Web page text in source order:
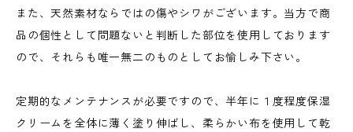
また、天然素材ならではの傷やシワがございます。当方で商
品の個性として問題ないと判断した部位を使用しております
ので、それらも唯一無二のものとしてお愉しみ下さい。
定期的なメンテナンスが必要ですので、半年に１度程度保湿
クリームを全体に薄く塗り伸ばし、柔らかい布を使用して乾